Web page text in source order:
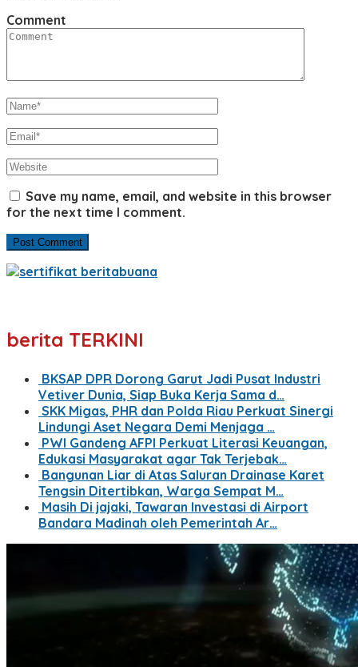
Comment
Save my name, email, and website in this browser
for the next time I comment.
berita TERKINI
BKSAP DPR Dorong Garut Jadi Pusat Industri
Vetiver Dunia, Siap Buka Kerja Sama d…
SKK Migas, PHR dan Polda Riau Perkuat Sinergi
Lindungi Aset Negara Demi Menjaga …
PWI Gandeng AFPI Perkuat Literasi Keuangan,
Edukasi Masyarakat agar Tak Terjebak…
Bangunan Liar di Atas Saluran Drainase Karet
Tengsin Ditertibkan, Warga Sempat M…
Masih Di jajaki, Tawaran Investasi di Airport
Bandara Madinah oleh Pemerintah Ar…